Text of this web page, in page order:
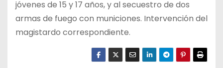
jóvenes de 15 y 17 años, y al secuestro de dos
armas de fuego con municiones. Intervención del
magistardo correspondiente.